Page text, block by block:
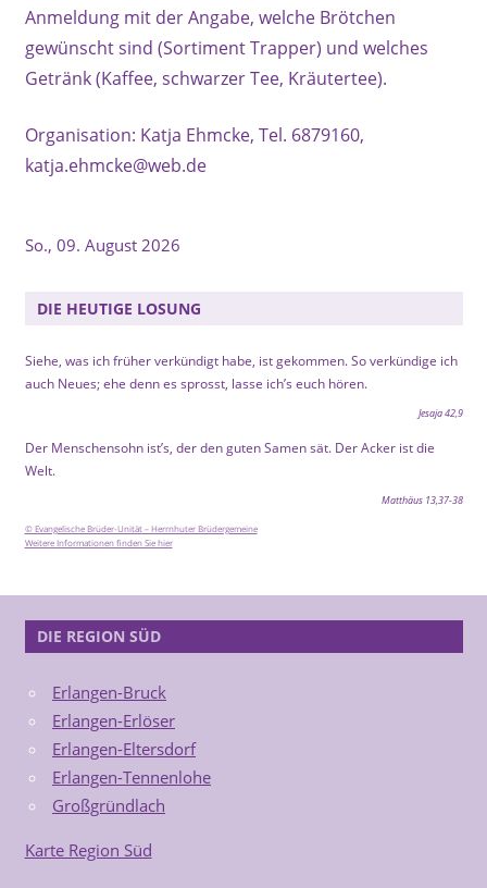
Anmeldung mit der Angabe, welche Brötchen
gewünscht sind (Sortiment Trapper) und welches
Getränk (Kaffee, schwarzer Tee, Kräutertee).
Organisation: Katja Ehmcke, Tel. 6879160,
katja.ehmcke@web.de
So., 09. August 2026
DIE HEUTIGE LOSUNG
Siehe, was ich früher verkündigt habe, ist gekommen. So verkündige ich
auch Neues; ehe denn es sprosst, lasse ich’s euch hören.
Jesaja 42,9
Der Menschensohn ist’s, der den guten Samen sät. Der Acker ist die
Welt.
Matthäus 13,37-38
© Evangelische Brüder-Unität – Herrnhuter Brüdergemeine
Weitere Informationen finden Sie hier
DIE REGION SÜD
Erlangen-Bruck
Erlangen-Erlöser
Erlangen-Eltersdorf
Erlangen-Tennenlohe
Großgründlach
Karte Region Süd